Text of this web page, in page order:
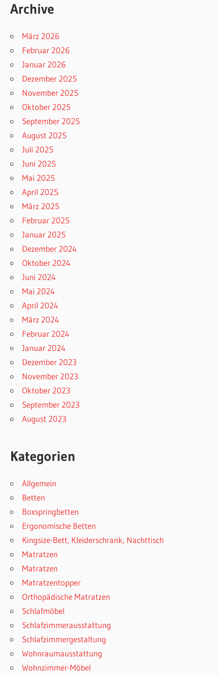
Archive
März 2026
Februar 2026
Januar 2026
Dezember 2025
November 2025
Oktober 2025
September 2025
August 2025
Juli 2025
Juni 2025
Mai 2025
April 2025
März 2025
Februar 2025
Januar 2025
Dezember 2024
Oktober 2024
Juni 2024
Mai 2024
April 2024
März 2024
Februar 2024
Januar 2024
Dezember 2023
November 2023
Oktober 2023
September 2023
August 2023
Kategorien
Allgemein
Betten
Boxspringbetten
Ergonomische Betten
Kingsize-Bett, Kleiderschrank, Nachttisch
Matratzen
Matratzen
Matratzentopper
Orthopädische Matratzen
Schlafmöbel
Schlafzimmerausstattung
Schlafzimmergestaltung
Wohnraumausstattung
Wohnzimmer-Möbel